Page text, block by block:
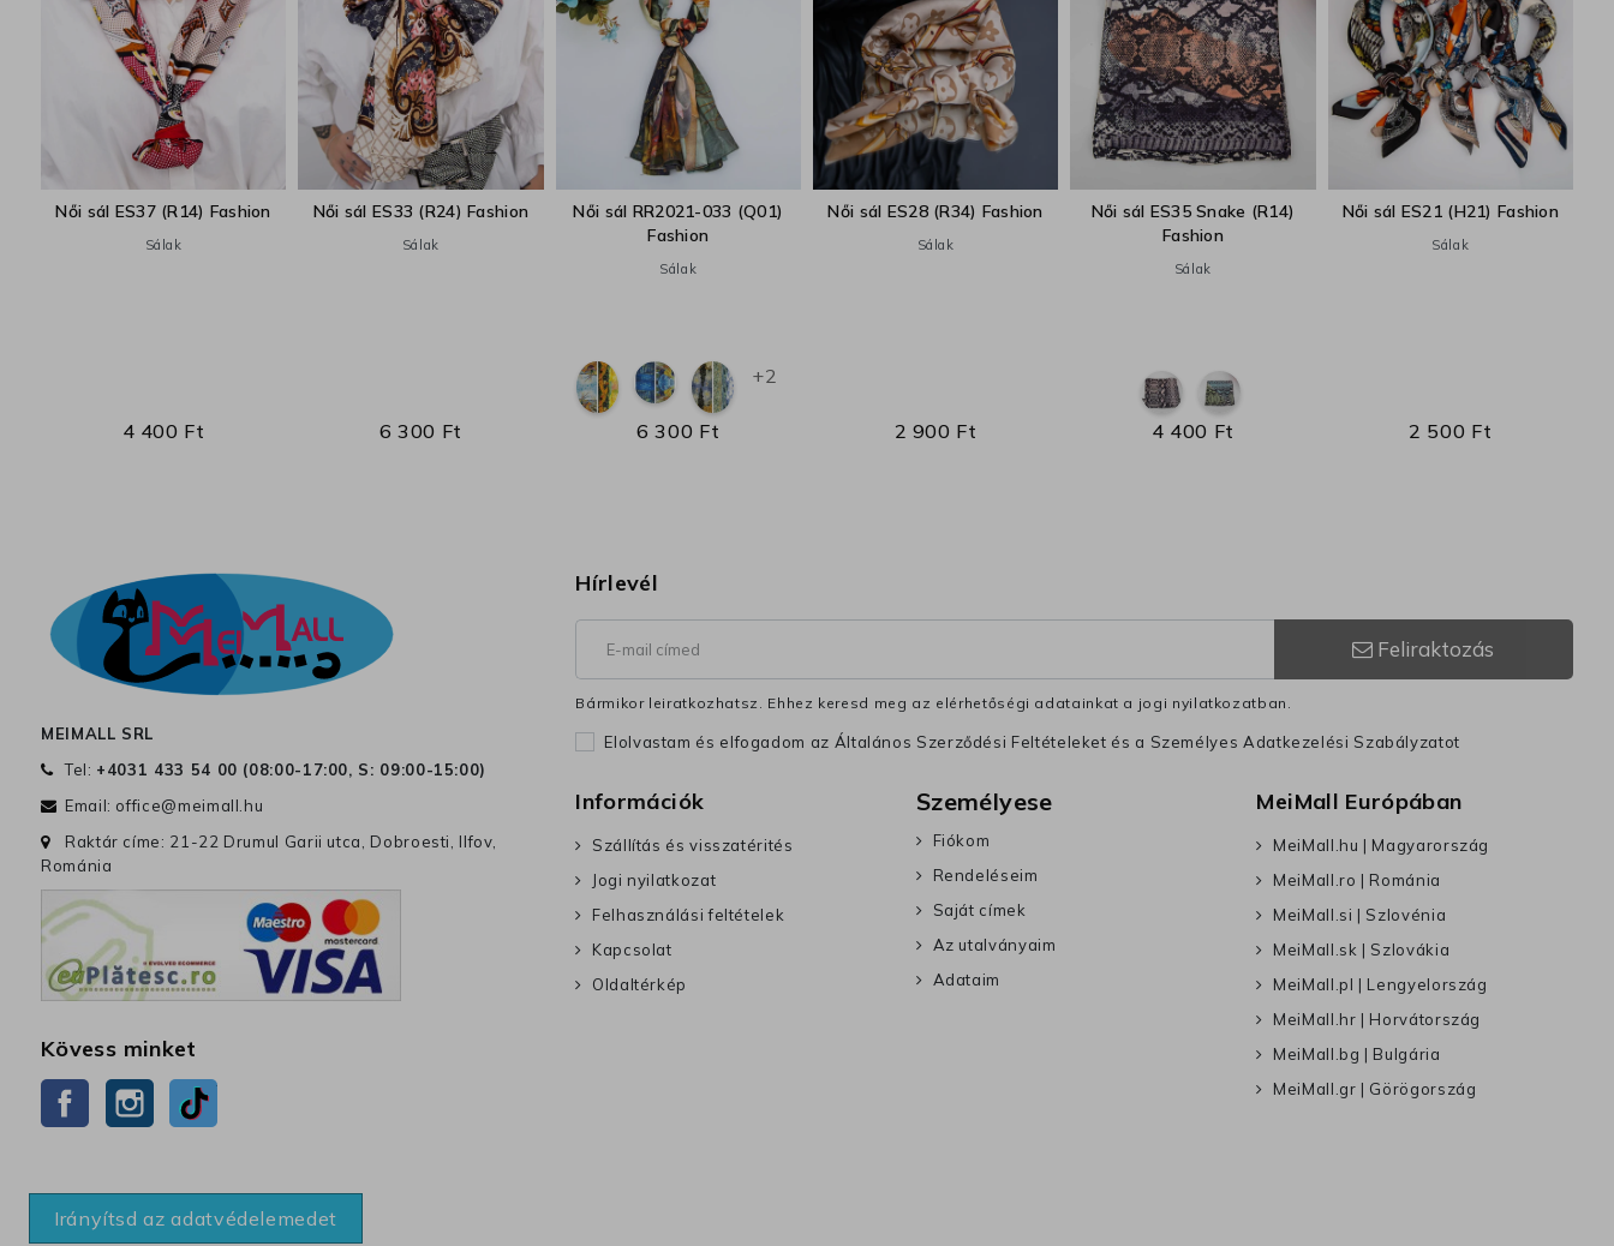
Női sál ES37 (R14) Fashion
Sálak
4 400 Ft
Női sál ES33 (R24) Fashion
Sálak
6 300 Ft
Női sál RR2021-033 (Q01)
Fashion
Sálak
+2
6 300 Ft
Női sál ES28 (R34) Fashion
Sálak
2 900 Ft
Női sál ES35 Snake (R14)
Fashion
Sálak
4 400 Ft
Női sál ES21 (H21) Fashion
Sálak
2 500 Ft
MEIMALL SRL
Tel: +4031 433 54 00 (08:00-17:00, S: 09:00-15:00)
Email: office@meimall.hu
Raktár címe: 21-22 Drumul Garii utca, Dobroesti, Ilfov,
Románia
Kövess minket
Facebook Instagram
Hírlevél
Feliraktozás
Bármikor leiratkozhatsz. Ehhez keresd meg az elérhetőségi adatainkat a jogi nyilatkozatban.
Elolvastam és elfogadom az Általános Szerződési Feltételeket és a Személyes Adatkezelési Szabályzatot
Információk
Szállítás és visszatérités
Jogi nyilatkozat
Felhasználási feltételek
Kapcsolat
Oldaltérkép
Személyese
Fiókom
Rendeléseim
Saját címek
Az utalványaim
Adataim
MeiMall Európában
MeiMall.hu | Magyarország
MeiMall.ro | Románia
MeiMall.si | Szlovénia
MeiMall.sk | Szlovákia
MeiMall.pl | Lengyelország
MeiMall.hr | Horvátország
MeiMall.bg | Bulgária
MeiMall.gr | Görögország
Irányítsd az adatvédelemedet